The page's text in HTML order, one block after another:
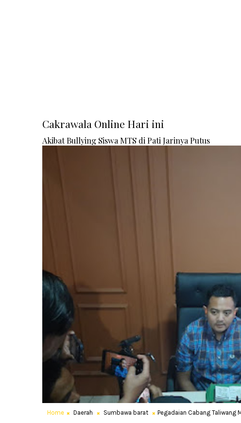
Cakrawala Online Hari ini
Akibat Bullying Siswa MTS di Pati Jarinya Putus
Home Daerah Sumbawa barat Pegadaian Cabang Taliwang